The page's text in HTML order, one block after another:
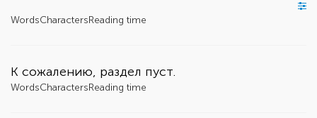
WordsCharactersReading time
К сожалению, раздел пуст.
WordsCharactersReading time